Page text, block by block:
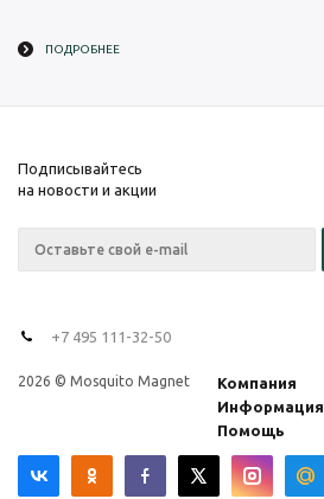
ПОДРОБНЕЕ
Подписывайтесь
на новости и акции
+7 495 111-32-50
2026 © Mosquito Magnet
Компания
Информация
Помощь